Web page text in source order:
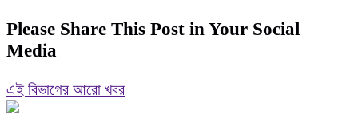
Please Share This Post in Your Social
Media
এই বিভাগের আরো খবর